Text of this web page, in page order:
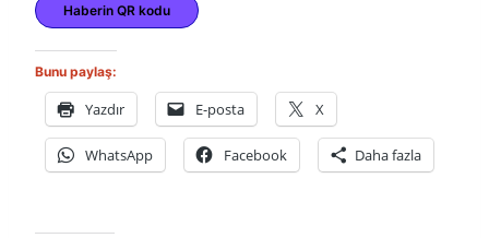
Haberin QR kodu
Bunu paylaş:
Yazdır E-posta X
WhatsApp Facebook Daha fazla